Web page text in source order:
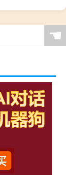
☚